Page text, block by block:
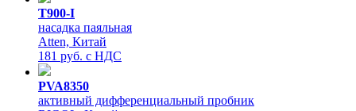
T900-I
насадка паяльная
Atten, Китай
181 руб. с НДС
PVA8350
активный дифференциальный пробник